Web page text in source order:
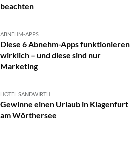
beachten
ABNEHM-APPS
Diese 6 Abnehm-Apps funktionieren
wirklich – und diese sind nur
Marketing
HOTEL SANDWIRTH
Gewinne einen Urlaub in Klagenfurt
am Wörthersee